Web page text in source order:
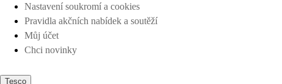
Nastavení soukromí a cookies
Pravidla akčních nabídek a soutěží
Můj účet
Chci novinky
Tesco